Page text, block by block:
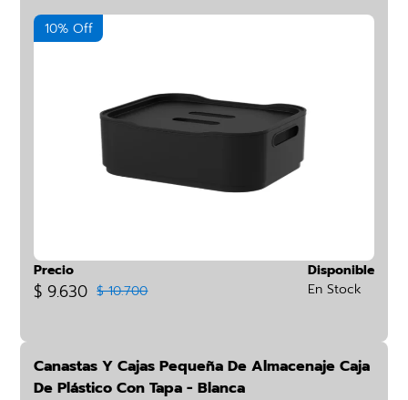
10% Off
Precio
$ 9.630 $ 10.700
Disponible
En Stock
Canastas Y Cajas Pequeña De Almacenaje Caja
De Plástico Con Tapa - Blanca